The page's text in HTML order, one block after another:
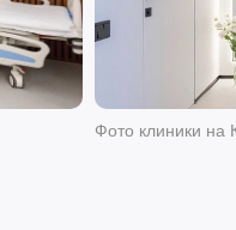
Фото клиники на